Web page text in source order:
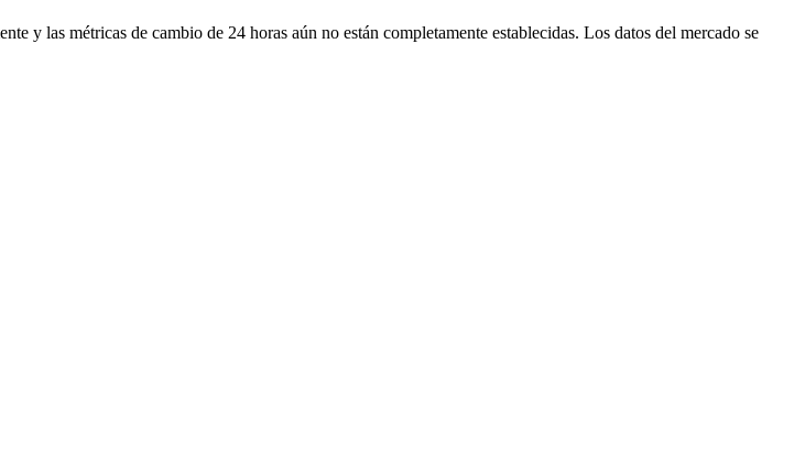
y las métricas de cambio de 24 horas aún no están completamente establecidas. Los datos del mercado se